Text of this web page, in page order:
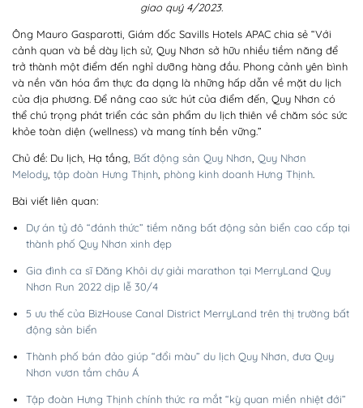
giao quý 4/2023.
Ông Mauro Gasparotti, Giám đốc Savills Hotels APAC chia sẻ “Với
cảnh quan và bề dày lịch sử, Quy Nhơn sở hữu nhiều tiềm năng để
trở thành một điểm đến nghỉ dưỡng hàng đầu. Phong cảnh yên bình
và nền văn hóa ẩm thực đa dạng là những hấp dẫn về mặt du lịch
của địa phương. Để nâng cao sức hút của điểm đến, Quy Nhơn có
thể chú trọng phát triển các sản phẩm du lịch thiên về chăm sóc sức
khỏe toàn diện (wellness) và mang tính bền vững.”
Chủ đề: Du lịch, Hạ tầng, Bất động sản Quy Nhơn, Quy Nhơn
Melody, tập đoàn Hưng Thịnh, phòng kinh doanh Hưng Thịnh.
Bài viết liên quan:
Dự án tỷ đô “đánh thức” tiềm năng bất động sản biển cao cấp tại
thành phố Quy Nhơn xinh đẹp
Gia đình ca sĩ Đăng Khôi dự giải marathon tại MerryLand Quy
Nhơn Run 2022 dịp lễ 30/4
5 ưu thế của BizHouse Canal District MerryLand trên thị trường bất
động sản biển
Thành phố bán đảo giúp “đổi màu” du lịch Quy Nhơn, đưa Quy
Nhơn vươn tầm châu Á
Tập đoàn Hưng Thịnh chính thức ra mắt “kỳ quan miền nhiệt đới”